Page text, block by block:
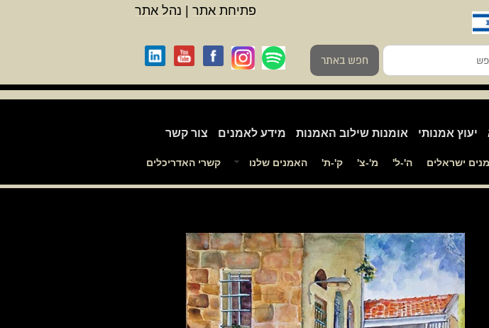
ישראלים ה'-ל' מ'-צ' ק'-ת' האמנים שלנו קשרי האדריכלים
יעוץ אמנותי אומנות שילוב האמנות מידע לאמנים צור קשר
פתיחת אתר נהל אתר
חפש באתר